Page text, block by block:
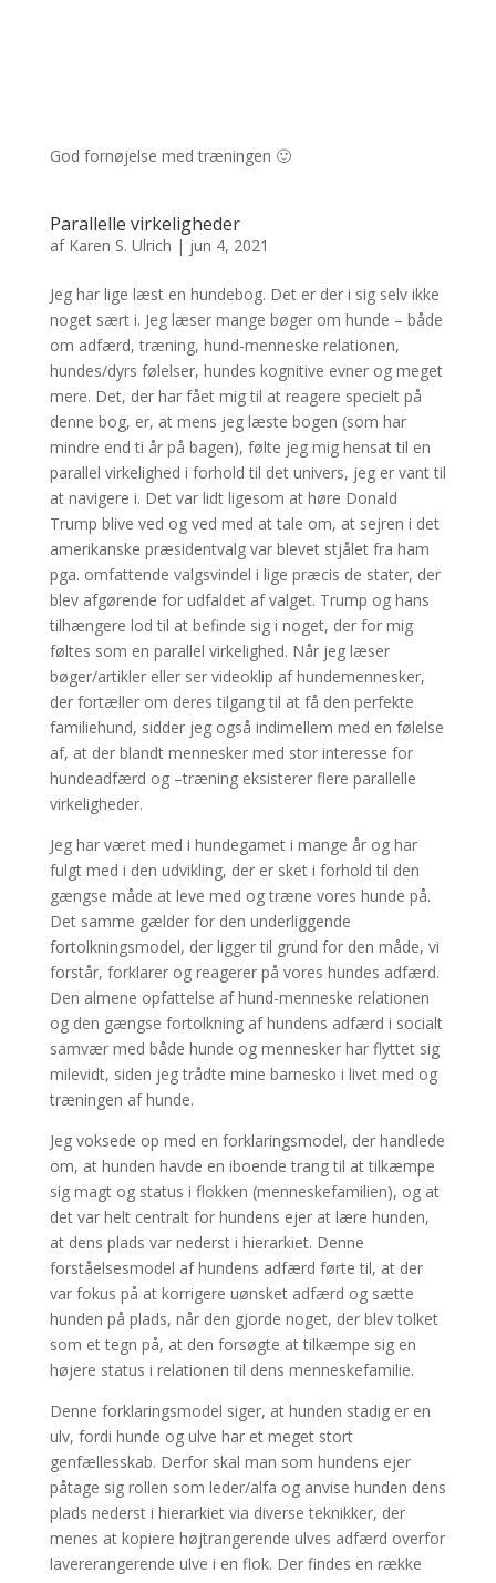
God fornøjelse med træningen 🙂
Parallelle virkeligheder
af Karen S. Ulrich | jun 4, 2021
Jeg har lige læst en hundebog. Det er der i sig selv ikke
noget sært i. Jeg læser mange bøger om hunde – både
om adfærd, træning, hund-menneske relationen,
hundes/dyrs følelser, hundes kognitive evner og meget
mere. Det, der har fået mig til at reagere specielt på
denne bog, er, at mens jeg læste bogen (som har
mindre end ti år på bagen), følte jeg mig hensat til en
parallel virkelighed i forhold til det univers, jeg er vant til
at navigere i. Det var lidt ligesom at høre Donald
Trump blive ved og ved med at tale om, at sejren i det
amerikanske præsidentvalg var blevet stjålet fra ham
pga. omfattende valgsvindel i lige præcis de stater, der
blev afgørende for udfaldet af valget. Trump og hans
tilhængere lod til at befinde sig i noget, der for mig
føltes som en parallel virkelighed. Når jeg læser
bøger/artikler eller ser videoklip af hundemennesker,
der fortæller om deres tilgang til at få den perfekte
familiehund, sidder jeg også indimellem med en følelse
af, at der blandt mennesker med stor interesse for
hundeadfærd og –træning eksisterer flere parallelle
virkeligheder.
Jeg har været med i hundegamet i mange år og har
fulgt med i den udvikling, der er sket i forhold til den
gængse måde at leve med og træne vores hunde på.
Det samme gælder for den underliggende
fortolkningsmodel, der ligger til grund for den måde, vi
forstår, forklarer og reagerer på vores hundes adfærd.
Den almene opfattelse af hund-menneske relationen
og den gængse fortolkning af hundens adfærd i socialt
samvær med både hunde og mennesker har flyttet sig
milevidt, siden jeg trådte mine barnesko i livet med og
træningen af hunde.
Jeg voksede op med en forklaringsmodel, der handlede
om, at hunden havde en iboende trang til at tilkæmpe
sig magt og status i flokken (menneskefamilien), og at
det var helt centralt for hundens ejer at lære hunden,
at dens plads var nederst i hierarkiet. Denne
forståelsesmodel af hundens adfærd førte til, at der
var fokus på at korrigere uønsket adfærd og sætte
hunden på plads, når den gjorde noget, der blev tolket
som et tegn på, at den forsøgte at tilkæmpe sig en
højere status i relationen til dens menneskefamilie.
Denne forklaringsmodel siger, at hunden stadig er en
ulv, fordi hunde og ulve har et meget stort
genfællesskab. Derfor skal man som hundens ejer
påtage sig rollen som leder/alfa og anvise hunden dens
plads nederst i hierarkiet via diverse teknikker, der
menes at kopiere højtrangerende ulves adfærd overfor
lavererangerende ulve i en flok. Der findes en række